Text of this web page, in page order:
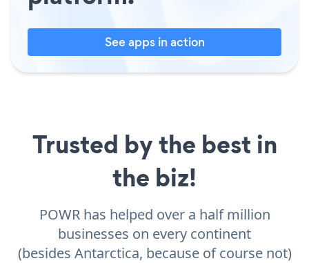
See apps in action
Trusted by the best in
the biz!
POWR has helped over a half million
businesses on every continent
(besides Antarctica, because of course not)